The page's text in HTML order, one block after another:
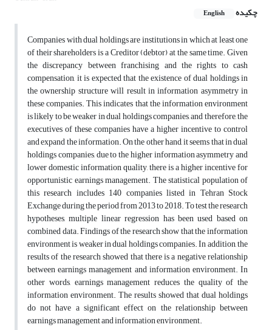
چکیده
English
Companies with dual holdings are institutions in which at least one
of their shareholders is a Creditor (debtor) at the same time. Given
the discrepancy between franchising and the rights to cash
compensation, it is expected that the existence of dual holdings in
the ownership structure will result in information asymmetry in
these companies. This indicates that the information environment
is likely to be weaker in dual holdings companies, and therefore, the
executives of these companies have a higher incentive to control
and expand the information. On the other hand, it seems that in dual
holdings companies, due to the higher information asymmetry and
lower domestic information quality, there is a higher incentive for
opportunistic earnings management. The statistical population of
this research includes 140 companies listed in Tehran Stock
Exchange during the period from 2013 to 2018. To test the research
hypotheses, multiple linear regression has been used based on
combined data. Findings of the research show that the information
environment is weaker in dual holdings companies. In addition, the
results of the research showed that there is a negative relationship
between earnings management and information environment. In
other words, earnings management reduces the quality of the
information environment. The results showed that dual holdings
do not have a significant effect on the relationship between
earnings management and information environment.